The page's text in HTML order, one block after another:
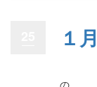
１
ごは
の